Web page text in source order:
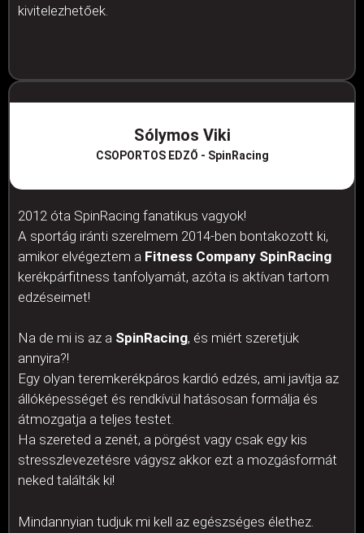
kivitelezhetőek.
Sólymos Viki
CSOPORTOS EDZŐ - SpinRacing
2012 óta SpinRacing fanatikus vagyok!
A sportág iránti szerelmem 2014-ben bontakozott ki,
amikor elvégeztem a Fitness Company SpinRacing
kerékpárfitness tanfolyamát, azóta is aktívan tartom
edzéseimet!
Na de mi is az a SpinRacing, és miért szeretjük
annyira?!
Egy olyan teremkerékpáros kardió edzés, ami javítja az
állóképességet és rendkívül hatásosan formálja és
átmozgatja a teljes testet.
Ha szereted a zenét, a pörgést vagy csak egy kis
stresszlevezetésre vágysz akkor ezt a mozgásformát
neked találták ki!
Mindannyian tudjuk mi kell az egészséges élethez.